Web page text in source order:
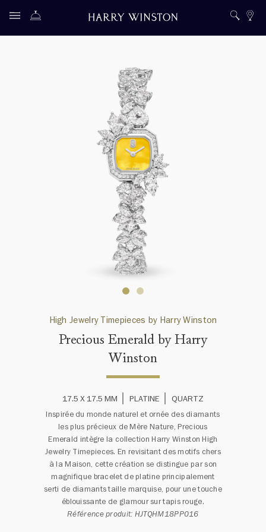
High Jewelry Timepieces by Harry Winston
Precious Emerald by Harry
Winston
17.5 X 17.5 MM PLATINE QUARTZ
Inspirée du monde naturel et ornée des diamants
les plus précieux de Mère Nature, Precious
Emerald intègre la collection Harry Winston High
Jewelry Timepieces. En revisitant des motifs chers
à la Maison, cette création se distingue par son
magnifique bracelet de platine principalement
serti de diamants taille marquise, pour une touche
éblouissante de glamour sur tapis rouge.
Référence produit: HJTQHM18PP016